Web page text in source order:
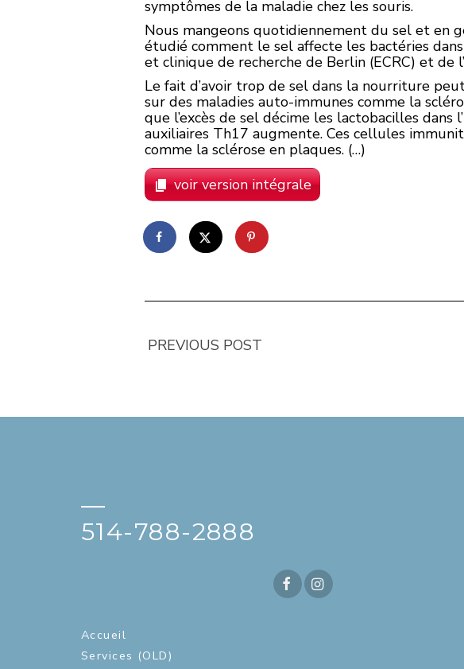
symptômes de la maladie chez les souris.
Nous mangeons quotidiennement du sel et en
étudié comment le sel affecte les bactéries
et clinique de recherche de Berlin (ECRC) et de
Le fait d’avoir trop de sel dans la nourriture
sur des maladies auto-immunes comme la
que l’excès de sel décime les lactobacilles
auxiliaires Th17 augmente. Ces cellules
comme la sclérose en plaques. (…)
voir version intégrale
PREVIOUS POST
—
514-788-2888
Accueil
Services (OLD)